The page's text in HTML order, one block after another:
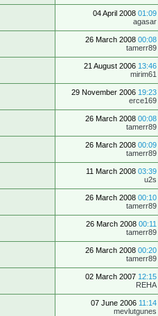
04 April 2008 01:09
agasar
26 March 2008 00:08
tamerr89
21 August 2006 13:46
mirim61
29 November 2006 19:23
erce169
26 March 2008 00:08
tamerr89
26 March 2008 00:09
tamerr89
11 March 2008 03:39
u2s
26 March 2008 00:10
tamerr89
26 March 2008 00:11
tamerr89
26 March 2008 00:20
tamerr89
02 March 2007 12:15
REHA
07 June 2006 11:14
mevlutgunes